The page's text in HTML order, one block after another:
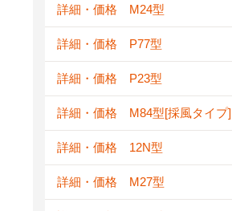
詳細・価格 M24型
詳細・価格 P77型
詳細・価格 P23型
詳細・価格 M84型[採風タイプ]
詳細・価格 12N型
詳細・価格 M27型